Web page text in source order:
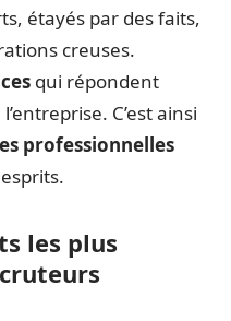
étayés par des faits,
creuses.
qui répondent
C’est ainsi
professionnelles
les plus